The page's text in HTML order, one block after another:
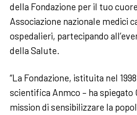
della Fondazione per il tuo
Associazione nazionale medici
ospedalieri, partecipando
della Salute.
“La Fondazione, istituita nel
scientifica Anmco – ha spiegato
mission di sensibilizzare la